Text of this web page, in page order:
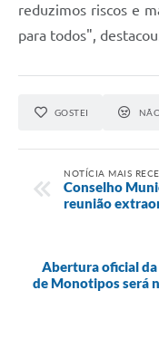
reduzimos riscos e
para todos",
GOSTEI
NOTÍCIA MAIS
Conselho
reunião
Abertura oficial da
de Monotipos será